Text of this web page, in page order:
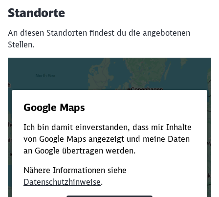
Standorte
An diesen Standorten findest du die angebotenen
Stellen.
Verkürze die Ladezeit, indem du Suchbegriffe
oder Filter hinzufügst.